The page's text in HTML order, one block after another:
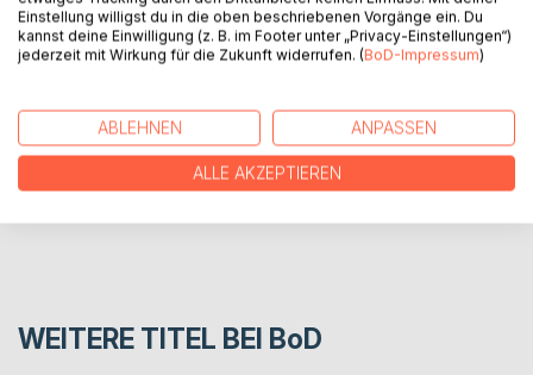
AUTOR/IN
PRESSESTIMMEN
WEITERE TITEL BEI BoD
Einstellung willigst du in die oben beschriebenen Vorgänge ein. Du
kannst deine Einwilligung (z. B. im Footer unter „Privacy-Einstellungen“)
jederzeit mit Wirkung für die Zukunft widerrufen. (BoD-Impressum)
ABLEHNEN ANPASSEN
ALLE AKZEPTIEREN